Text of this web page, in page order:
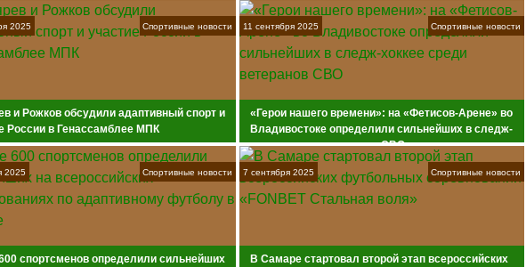
2025
и Рожков обсудили адаптивный спорт и
России в Генассамблее МПК
Спортивные новости 11 сентября 2025
«Герои нашего времени»: на «Фетисов-Арене» во
Владивостоке определили сильнейших в следж-
хоккее среди ветеранов СВО
Спортивные новости
2025
спортсменов определили сильнейших
Спортивные новости 7 сентября 2025
В Самаре стартовал второй этап всероссийских
Спортивные новости